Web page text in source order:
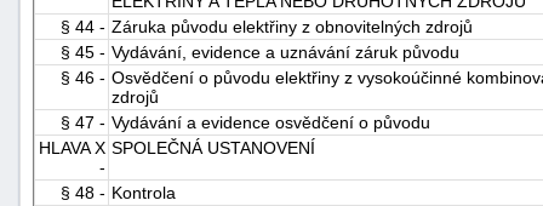
§ 44 - Záruka původu elektřiny z obnovitelných zdrojů
§ 45 - Vydávání, evidence a uznávání záruk původu
§ 46 - Osvědčení o původu elektřiny z vysokoúčinné
zdrojů
§ 47 - Vydávání a evidence osvědčení o původu
HLAVA X
-
SPOLEČNÁ USTANOVENÍ
§ 48 - Kontrola